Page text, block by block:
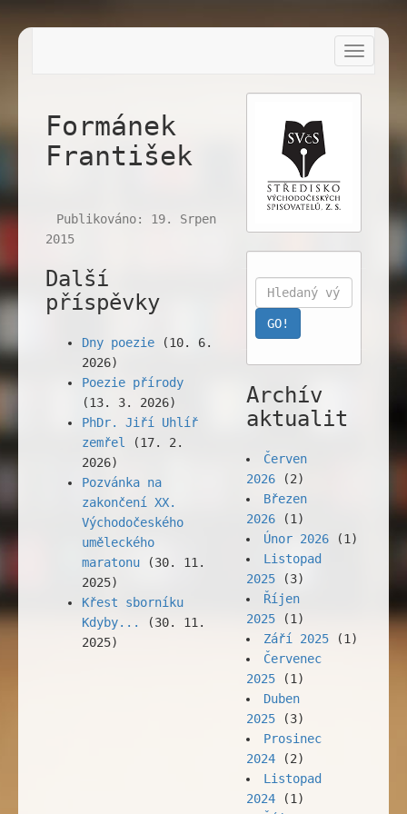
Toggle
Formánek
František
Publikováno: 19. Srpen
2015
Další
příspěvky
Dny poezie (10. 6.
2026)
Poezie přírody
(13. 3. 2026)
PhDr. Jiří Uhlíř
zemřel
(17. 2.
2026)
Pozvánka na
zakončení XX.
Východočeského
uměleckého
maratonu (30. 11.
2025)
Křest sborníku
Kdyby...
(30. 11.
2025)
Archív
aktualit
Červen
2026(2)
Březen
2026(1)
Únor 2026(1)
Listopad
2025(3)
Říjen
2025(1)
Září 2025(1)
Červenec
2025(1)
Duben
2025(3)
Prosinec
2024(2)
Listopad
2024(1)